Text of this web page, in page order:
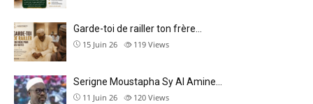
Garde-toi de railler ton frère…
15 Juin 26 119 Views
Serigne Moustapha Sy Al Amine…
11 Juin 26 120 Views